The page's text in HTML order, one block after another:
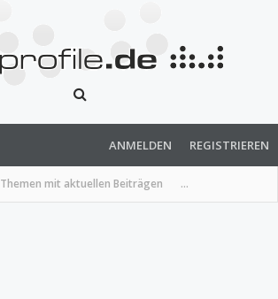
Themen mit aktuellen Beiträgen ...
ANMELDEN REGISTRIEREN